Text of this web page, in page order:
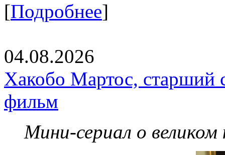
[Подробнее]
04.08.2026
Хакобо Мартос, старший
фильм
Мини-сериал о великом